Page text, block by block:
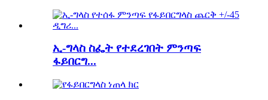
ኢ-ግላስ ስፌት የተደረገበት ምንጣፍ
ፋይበርግ...